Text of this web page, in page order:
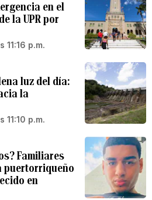
en el
la UPR por
p.m.
luz del día:
la
p.m.
Familiares
puertorriqueño
en